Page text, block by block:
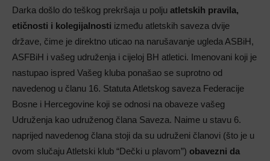
Darka došlo do teškog prekršaja u polju atletskih pravila,
etičnosti i kolegijalnosti između atletskih saveza dvije
države, čime je direktno uticao na narušavanje ugleda ASBiH,
ASFBiH i vašeg udruženja i cijeloj BH atletici. Imenovani koji je
nastupao ispred Vašeg kluba ponašao se suprotno od
navedenog u članu 16. Statuta Atletskog saveza Federacije
Bosne i Hercegovine koji se odnosi na obaveze vašeg
Udruženja kao udruženog člana Saveza. Naime u stavu 6.
naprijed navedenog člana stoji da su udruženi članovi (što je u
ovom slučaju Atletski klub “Dečki u plavom”) obavezni da